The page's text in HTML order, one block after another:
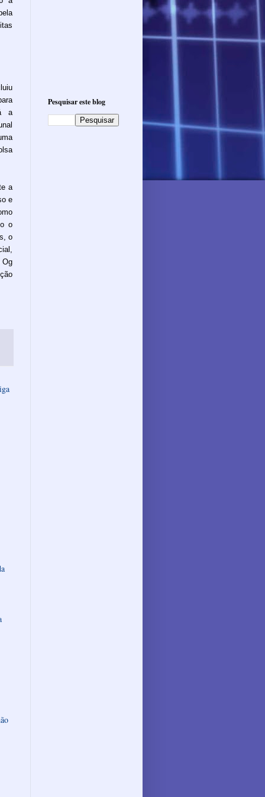
a
a
e
o
o
Og
Pesquisar este blog